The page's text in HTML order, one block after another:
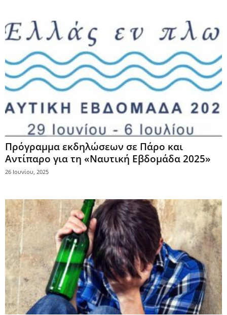
Πρόγραμμα εκδηλώσεων σε Πάρο και
Αντίπαρο για τη «Ναυτική Εβδομάδα 2025»
26 Ιουνίου, 2025